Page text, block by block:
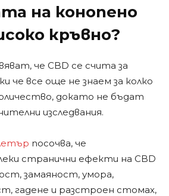
на конопено
кръвно?
че CBD се счита за
че все още не знаем за колко
докато не бъдат
изследвания.
посочва, че
странични ефекти на CBD
замаяност, умора,
гадене и разстроен стомах,